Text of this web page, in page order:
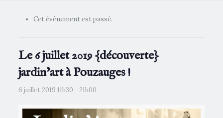
Cet évènement est passé.
Le 6 juillet 2019 {découverte}
jardin’art à Pouzauges !
6 juillet 2019 11h30 - 21h00